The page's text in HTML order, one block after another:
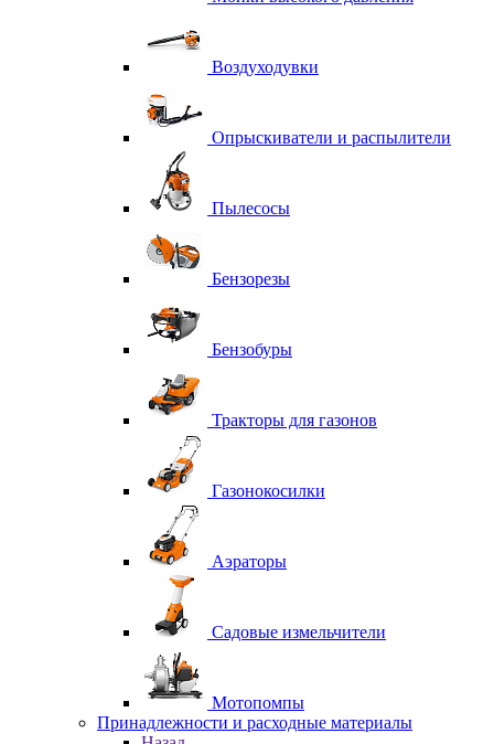
Воздуходувки
Опрыскиватели и распылители
Пылесосы
Бензорезы
Бензобуры
Тракторы для газонов
Газонокосилки
Аэраторы
Садовые измельчители
Мотопомпы
Принадлежности и расходные материалы